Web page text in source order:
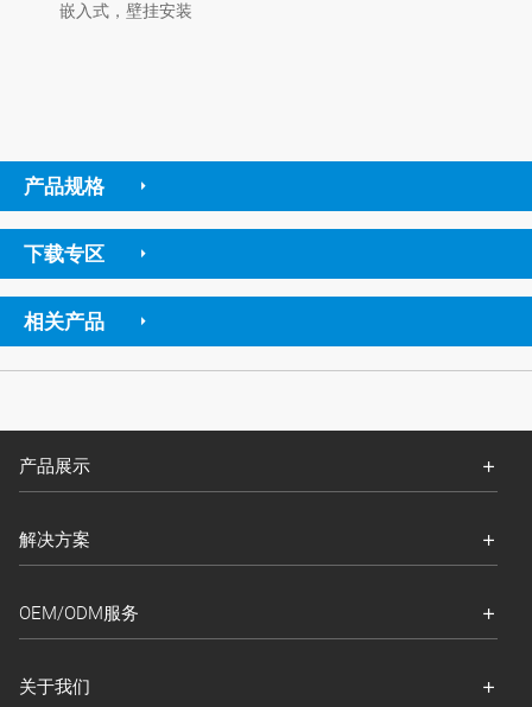
嵌入式，壁挂安装
产品规格
下载专区
相关产品
产品展示
解决方案
OEM/ODM服务
关于我们